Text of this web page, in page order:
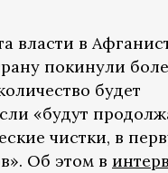
власти в
покинули
будет
«будут
чистки, в
Об этом в